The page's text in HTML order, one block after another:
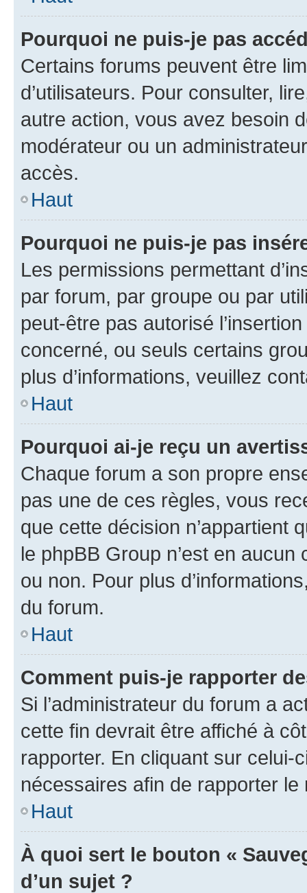
Pourquoi ne puis-je pas
Certains forums peuvent être
d’utilisateurs. Pour consulter,
autre action, vous avez besoin
modérateur ou un
accès.
Haut
Pourquoi ne puis-je pas
Les permissions permettant
par forum, par groupe ou par
peut-être pas autorisé
concerné, ou seuls certains
plus d’informations, veuillez
Haut
Pourquoi ai-je reçu un
Chaque forum a son propre
pas une de ces règles, vous
que cette décision n’appartient
le phpBB Group n’est en
ou non. Pour plus
du forum.
Haut
Comment puis-je rapporter
Si l’administrateur du forum a
cette fin devrait être affiché à
rapporter. En cliquant sur
nécessaires afin de rapporter le
Haut
À quoi sert le bouton «
d’un sujet ?